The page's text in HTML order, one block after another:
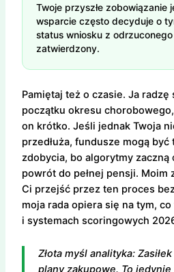
Twoje przyszłe zobowiązanie
wsparcie często decyduje o
status wniosku z
zatwierdzony.
Pamiętaj też o czasie. Ja radzę
początku okresu
on krótko. Jeśli jednak Twoja
przedłuża, fundusze mogą
zdobycia, bo algorytmy zaczną
powrót do pełnej pensji. Moim
Ci przejść przez ten proces
moja rada opiera się na tym,
i systemach scoringowych
Złota myśl analityka:
plany zakupowe. To